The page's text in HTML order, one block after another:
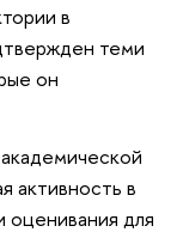
в
теми
он
активность в
оценивания для